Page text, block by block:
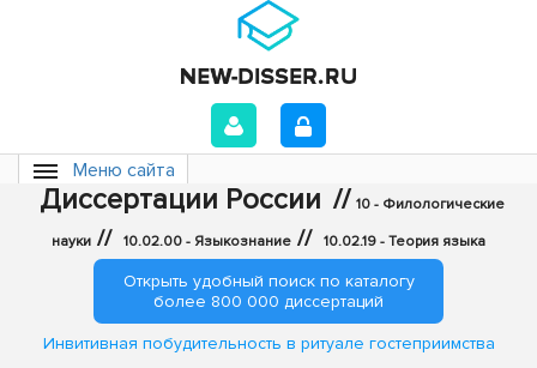
Меню сайта
Диссертации России // 10 - Филологические
науки // 10.02.00 - Языкознание // 10.02.19 - Теория языка
Открыть удобный поиск по каталогу
более 800 000 диссертаций
Инвитивная побудительность в ритуале гостеприимства